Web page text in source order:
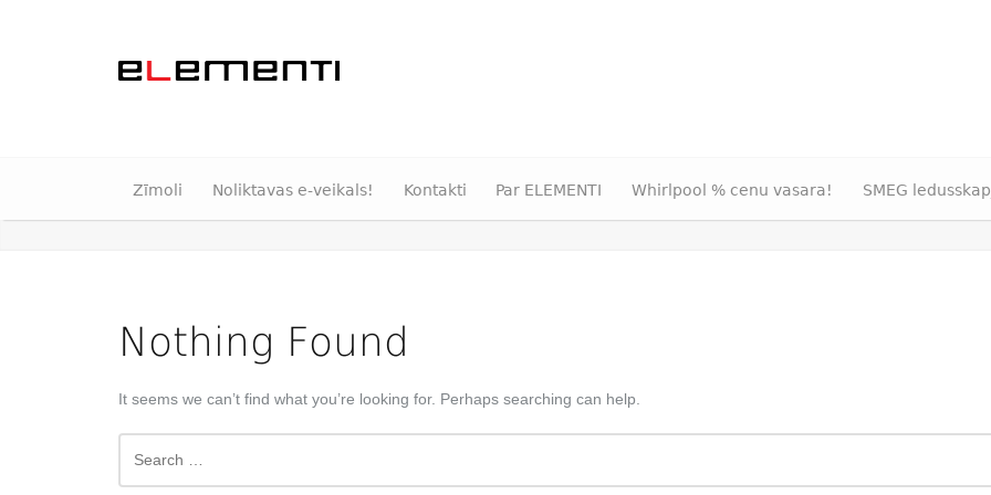
Zīmoli Noliktavas e-veikals! Kontakti Par ELEMENTI Whirlpool % cenu vasara! SMEG
Nothing Found
It seems we can’t find what you’re looking for. Perhaps searching can help.